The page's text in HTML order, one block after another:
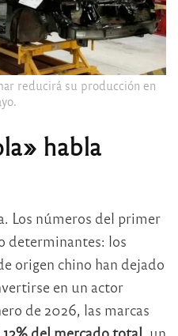
reducirá su producción en
habla
Los números del primer
determinantes: los
origen chino han dejado
en un actor
de 2026, las marcas
12% del mercado total , un